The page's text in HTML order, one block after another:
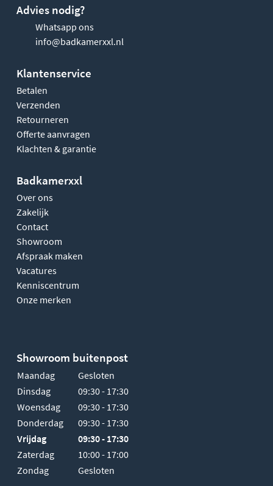
Advies nodig?
Whatsapp ons
info@badkamerxxl.nl
Klantenservice
Betalen
Verzenden
Retourneren
Offerte aanvragen
Klachten & garantie
Badkamerxxl
Over ons
Zakelijk
Contact
Showroom
Afspraak maken
Vacatures
Kenniscentrum
Onze merken
Showroom buitenpost
Maandag
Gesloten
Dinsdag
09:30 - 17:30
Woensdag
09:30 - 17:30
Donderdag
09:30 - 17:30
Vrijdag
09:30 - 17:30
Zaterdag
10:00 - 17:00
Zondag
Gesloten